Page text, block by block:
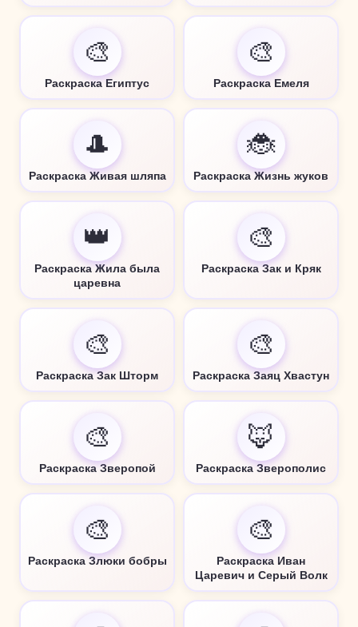
🎨
Раскраска Египтус
🎨
Раскраска Емеля
🎩
Раскраска Живая шляпа
🐞
Раскраска Жизнь жуков
👑
Раскраска Жила была
царевна
🎨
Раскраска Зак и Кряк
🎨
Раскраска Зак Шторм
🎨
Раскраска Заяц Хвастун
🎨
Раскраска Зверопой
🦊
Раскраска Зверополис
🎨
Раскраска Злюки бобры
🎨
Раскраска Иван
Царевич и Серый Волк